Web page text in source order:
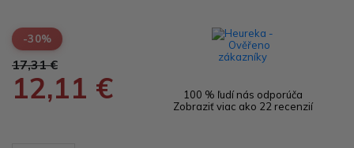
-30%
17,31 €
12,11 €
100 % ľudí nás odporúča
Zobraziť viac ako 22 recenzií